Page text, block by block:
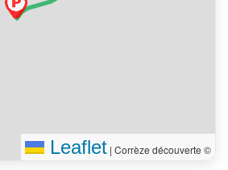
Leaflet | Corrèze découverte ©